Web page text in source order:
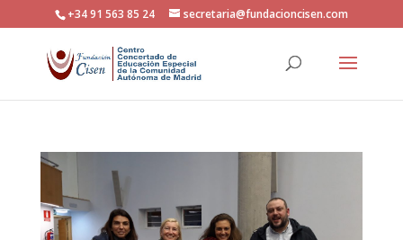
+34 91 563 85 24 secretaria@fundacioncisen.com